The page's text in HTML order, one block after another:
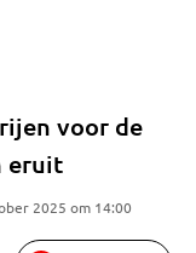
voor de
eruit
2025 om 14:00